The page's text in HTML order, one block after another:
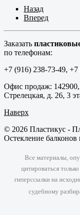
Назад
Вперед
Заказать
по телефонам:
+7 (916) 238-73-49,
Офис продаж: 142900,
Стрелецкая, д. 26, 3
Наверх
© 2026 Пластикус -
Остекление
Все материалы,
цитироваться
гиперссылки на
судебному